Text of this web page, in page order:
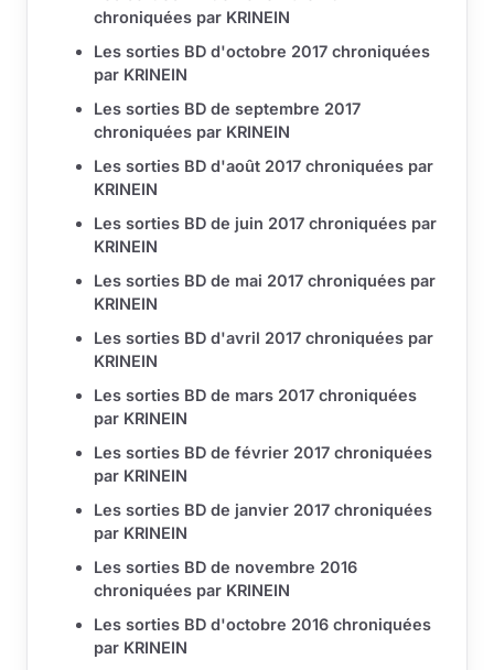
chroniquées par KRINEIN
Les sorties BD d'octobre 2017 chroniquées
par KRINEIN
Les sorties BD de septembre 2017
chroniquées par KRINEIN
Les sorties BD d'août 2017 chroniquées par
KRINEIN
Les sorties BD de juin 2017 chroniquées par
KRINEIN
Les sorties BD de mai 2017 chroniquées par
KRINEIN
Les sorties BD d'avril 2017 chroniquées par
KRINEIN
Les sorties BD de mars 2017 chroniquées
par KRINEIN
Les sorties BD de février 2017 chroniquées
par KRINEIN
Les sorties BD de janvier 2017 chroniquées
par KRINEIN
Les sorties BD de novembre 2016
chroniquées par KRINEIN
Les sorties BD d'octobre 2016 chroniquées
par KRINEIN